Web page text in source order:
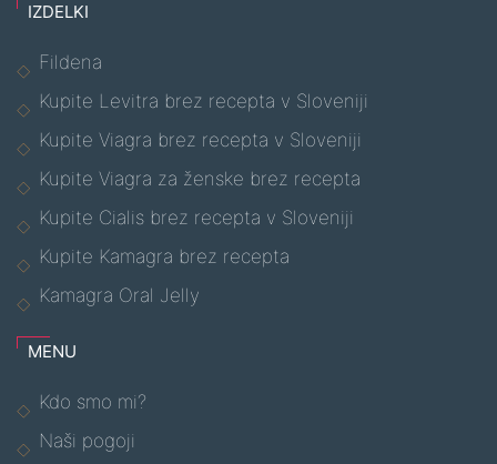
IZDELKI
Fildena
Kupite Levitra brez recepta v Sloveniji
Kupite Viagra brez recepta v Sloveniji
Kupite Viagra za ženske brez recepta
Kupite Cialis brez recepta v Sloveniji
Kupite Kamagra brez recepta
Kamagra Oral Jelly
MENU
Kdo smo mi?
Naši pogoji